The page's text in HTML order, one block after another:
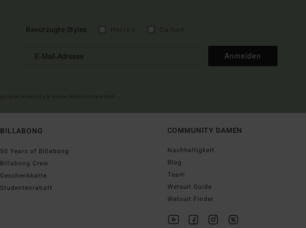
Bevorzugte Styles
Anmelden
BILLABONG
50 Years of Billabong
Billabong Crew
Geschenkkarte
Studentenrabatt
COMMUNITY DAMEN
Nachhaltigkeit
Blog
Team
Wetsuit Guide
Wetsuit Finder